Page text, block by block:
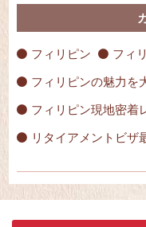
フィリピン フィ
フィリピンの魅力を
フィリピン現地密着
リタイアメントビザ